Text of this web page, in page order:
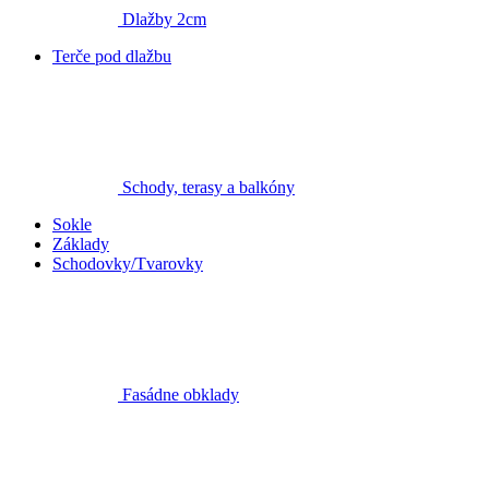
Dlažby 2cm
Terče pod dlažbu
Schody, terasy a balkóny
Sokle
Základy
Schodovky/Tvarovky
Fasádne obklady